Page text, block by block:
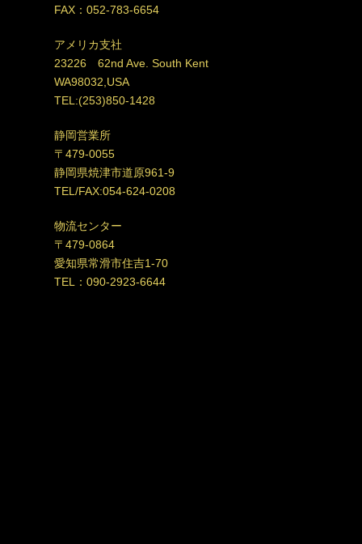
FAX：052-783-6654
アメリカ支社
23226 62nd Ave. South Kent
WA98032,USA
TEL:(253)850-1428
静岡営業所
〒479-0055
静岡県焼津市道原961-9
TEL/FAX:054-624-0208
物流センター
〒479-0864
愛知県常滑市住吉1-70
TEL：090-2923-6644